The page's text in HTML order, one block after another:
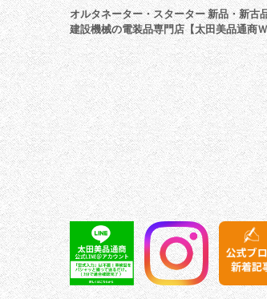
オルタネーター・スターター 新品・新古
建設機械の電装品専門店【太田美品通商